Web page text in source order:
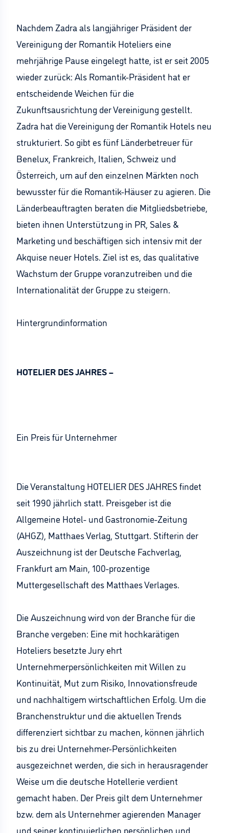
Nachdem Zadra als langjähriger Präsident der
Vereinigung der Romantik Hoteliers eine
mehrjährige Pause eingelegt hatte, ist er seit 2005
wieder zurück: Als Romantik-Präsident hat er
entscheidende Weichen für die
Zukunftsausrichtung der Vereinigung gestellt.
Zadra hat die Vereinigung der Romantik Hotels neu
strukturiert. So gibt es fünf Länderbetreuer für
Benelux, Frankreich, Italien, Schweiz und
Österreich, um auf den einzelnen Märkten noch
bewusster für die Romantik-Häuser zu agieren. Die
Länderbeauftragten beraten die Mitgliedsbetriebe,
bieten ihnen Unterstützung in PR, Sales &
Marketing und beschäftigen sich intensiv mit der
Akquise neuer Hotels. Ziel ist es, das qualitative
Wachstum der Gruppe voranzutreiben und die
Internationalität der Gruppe zu steigern.
Hintergrundinformation
HOTELIER DES JAHRES –
Ein Preis für Unternehmer
Die Veranstaltung HOTELIER DES JAHRES findet
seit 1990 jährlich statt. Preisgeber ist die
Allgemeine Hotel- und Gastronomie-Zeitung
(AHGZ), Matthaes Verlag, Stuttgart. Stifterin der
Auszeichnung ist der Deutsche Fachverlag,
Frankfurt am Main, 100-prozentige
Muttergesellschaft des Matthaes Verlages.
Die Auszeichnung wird von der Branche für die
Branche vergeben: Eine mit hochkarätigen
Hoteliers besetzte Jury ehrt
Unternehmerpersönlichkeiten mit Willen zu
Kontinuität, Mut zum Risiko, Innovationsfreude
und nachhaltigem wirtschaftlichen Erfolg. Um die
Branchenstruktur und die aktuellen Trends
differenziert sichtbar zu machen, können jährlich
bis zu drei Unternehmer-Persönlichkeiten
ausgezeichnet werden, die sich in herausragender
Weise um die deutsche Hotellerie verdient
gemacht haben. Der Preis gilt dem Unternehmer
bzw. dem als Unternehmer agierenden Manager
und seiner kontinuierlichen persönlichen und